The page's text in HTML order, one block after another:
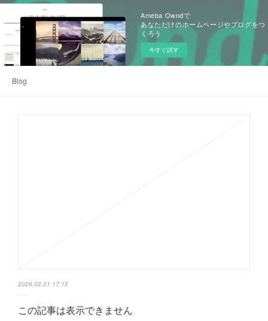
Ameba Owndで
あなただけのホームページやブログをつ
くろう
今すぐ試す
Blog
2026.02.01 17:15
この記事は表示できません